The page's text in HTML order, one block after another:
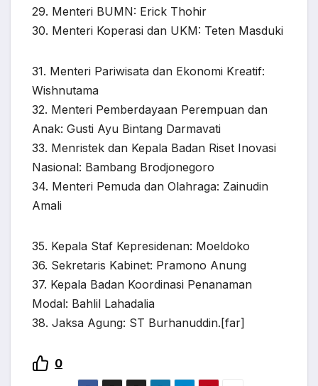
29. Menteri BUMN: Erick Thohir
30. Menteri Koperasi dan UKM: Teten Masduki
31. Menteri Pariwisata dan Ekonomi Kreatif:
Wishnutama
32. Menteri Pemberdayaan Perempuan dan
Anak: Gusti Ayu Bintang Darmavati
33. Menristek dan Kepala Badan Riset Inovasi
Nasional: Bambang Brodjonegoro
34. Menteri Pemuda dan Olahraga: Zainudin
Amali
35. Kepala Staf Kepresidenan: Moeldoko
36. Sekretaris Kabinet: Pramono Anung
37. Kepala Badan Koordinasi Penanaman
Modal: Bahlil Lahadalia
38. Jaksa Agung: ST Burhanuddin.[far]
0